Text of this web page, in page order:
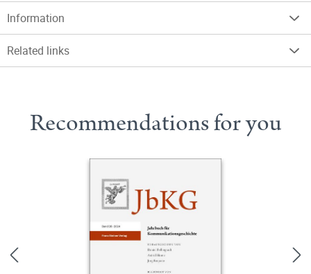
Information
Related links
Recommendations for you